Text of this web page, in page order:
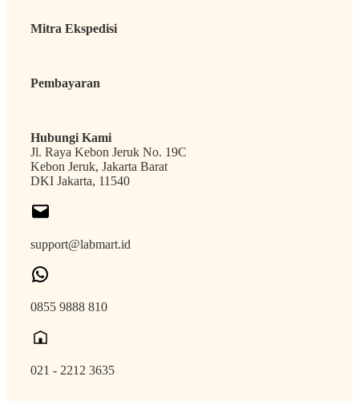
Mitra Ekspedisi
Pembayaran
Hubungi Kami
Jl. Raya Kebon Jeruk No. 19C
Kebon Jeruk, Jakarta Barat
DKI Jakarta, 11540
support@labmart.id
0855 9888 810
021 - 2212 3635